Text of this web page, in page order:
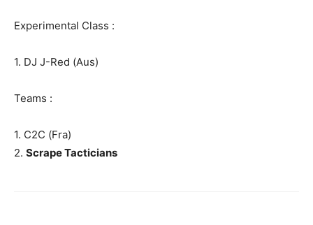
Experimental Class :
1. DJ J-Red (Aus)
Teams :
1. C2C (Fra)
2. Scrape Tacticians